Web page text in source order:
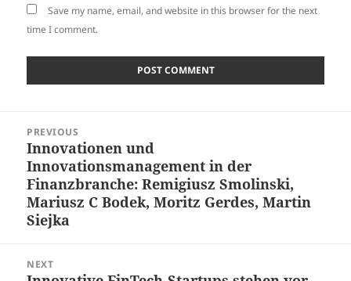
Save my name, email, and website in this browser for the next
time I comment.
navigation
PREVIOUS
Previous
post:
Innovationen und
Innovationsmanagement in der
Finanzbranche: Remigiusz Smolinski,
Mariusz C Bodek, Moritz Gerdes, Martin
Siejka
NEXT